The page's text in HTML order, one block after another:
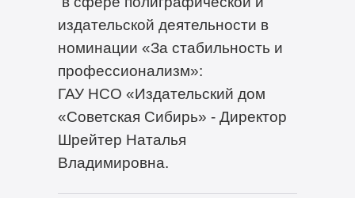
издательской деятельности в
номинации «За стабильность и
профессионализм»:
ГАУ НСО «Издательский дом
«Советская Сибирь» - Директор
Шрейтер Наталья
Владимировна.